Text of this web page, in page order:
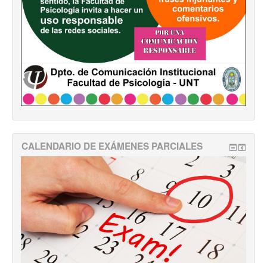
CALENDARIO DE EXÁMENES PARCIALES